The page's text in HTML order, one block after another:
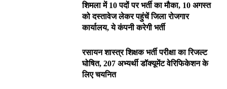
शिमला में 10 पदों पर भर्ती का मौका, 10 अगस्त
को दस्तावेज लेकर पहुंचें जिला रोजगार
कार्यालय, ये कंपनी करेगी भर्ती
रसायन शास्त्र शिक्षक भर्ती परीक्षा का रिजल्ट
घोषित, 207 अभ्यर्थी डॉक्यूमेंट वेरिफिकेशन के
लिए चयनित